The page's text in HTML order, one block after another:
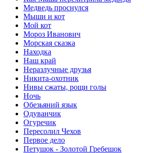
Медведь проснулся
Мыши и кот
Мой кот
Мороз Иванович
Морская сказка
Находка
Наш край
Неразлучные друзья
Никита-охотник
Нивы сжаты, рощи голы
Ночь
Обезьяний язык
Одуванчик
Огуречик
Пересолил Чехов
Первое дело
Петушок - Золотой Гребешок